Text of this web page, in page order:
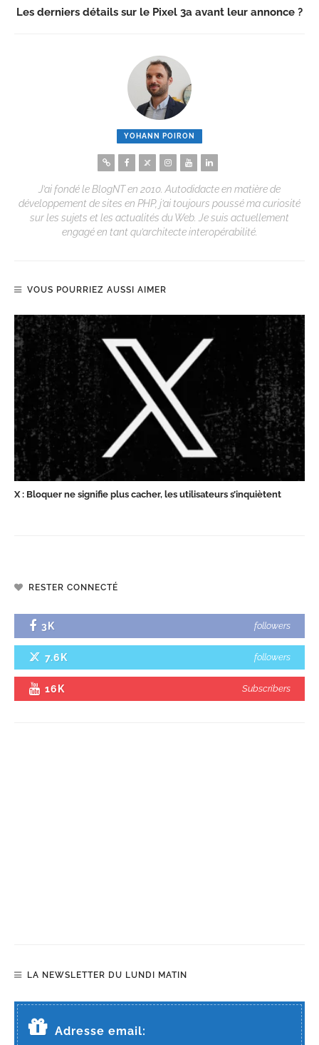
Les derniers détails sur le Pixel 3a avant leur annonce ?
YOHANN POIRON
J’ai fondé le BlogNT en 2010. Autodidacte en matière de
développement de sites en PHP, j’ai toujours poussé ma curiosité
sur les sujets et les actualités du Web. Je suis actuellement
engagé en tant qu’architecte interopérabilité.
VOUS POURRIEZ AUSSI AIMER
X : Bloquer ne signifie plus cacher, les utilisateurs s’inquiètent
RESTER CONNECTÉ
3K followers
7.6K followers
16K Subscribers
LA NEWSLETTER DU LUNDI MATIN
Adresse email: